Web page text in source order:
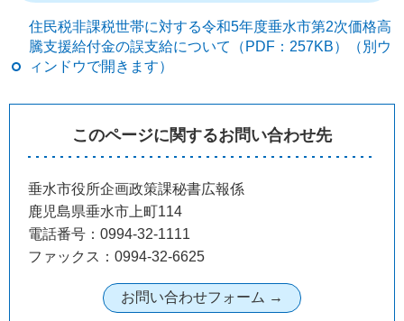
住民税非課税世帯に対する令和5年度垂水市第2次価格高
騰支援給付金の誤支給について（PDF：257KB）（別ウ
ィンドウで開きます）
このページに関するお問い合わせ先
垂水市役所企画政策課秘書広報係
鹿児島県垂水市上町114
電話番号：0994-32-1111
ファックス：0994-32-6625